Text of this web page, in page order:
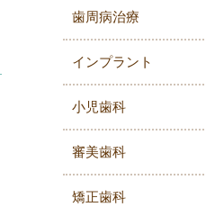
歯周病治療
インプラント
小児歯科
審美歯科
矯正歯科